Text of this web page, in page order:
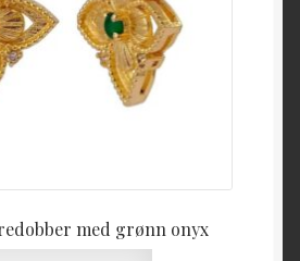
med grønn onyx